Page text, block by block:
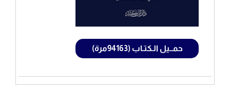
حمــيل الـكتـاب (94163مرة)